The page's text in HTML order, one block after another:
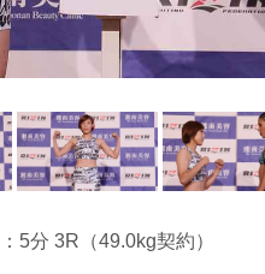
5分 3R（49.0kg契約）